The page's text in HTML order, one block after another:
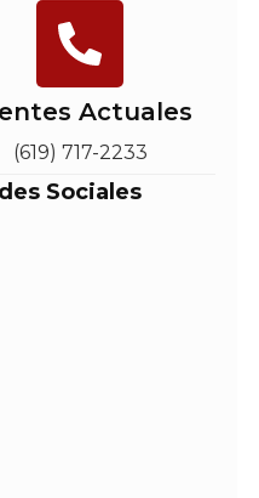
Actuales
(619) 717-2233
Sociales